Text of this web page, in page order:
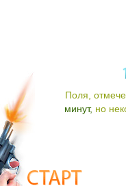
Поля,
минут, но